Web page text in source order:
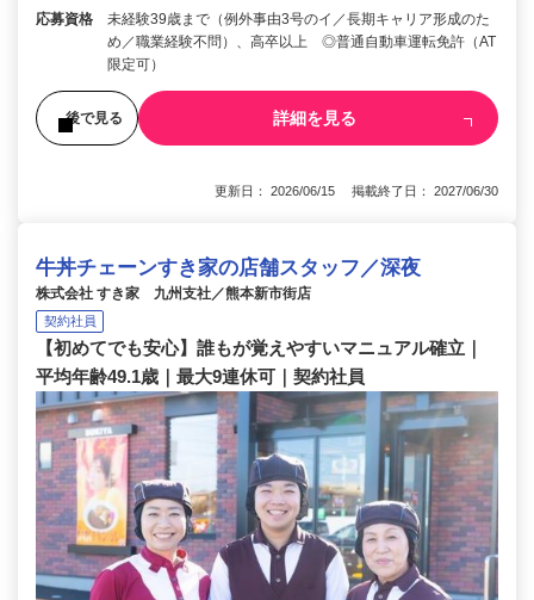
応募資格
未経験39歳まで（例外事由3号のイ／長期キャリア形成のた
め／職業経験不問）、高卒以上 ◎普通自動車運転免許（AT
限定可）
後で見る 詳細を見る
更新日： 2026/06/15 掲載終了日： 2027/06/30
牛丼チェーンすき家の店舗スタッフ／深夜
株式会社 すき家 九州支社／熊本新市街店
契約社員
【初めてでも安心】誰もが覚えやすいマニュアル確立｜
平均年齢49.1歳｜最大9連休可｜契約社員